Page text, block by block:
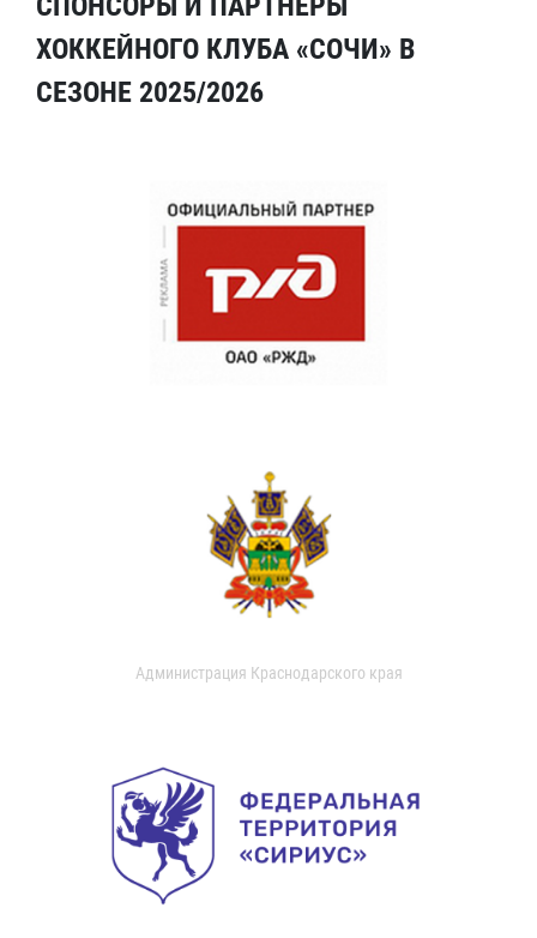
ХОККЕЙНОГО КЛУБА «СОЧИ» В
СЕЗОНЕ 2025/2026
Администрация Краснодарского края